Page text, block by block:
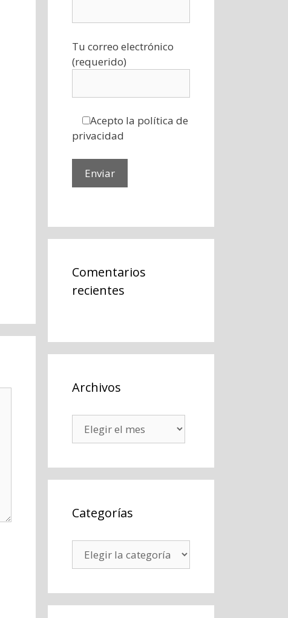
Tu correo electrónico
(requerido)
Acepto la política de
privacidad
Comentarios
recientes
Archivos
Categorías